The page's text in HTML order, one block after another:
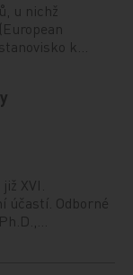
u nichž
k…
XVI.
účastí. Odborné